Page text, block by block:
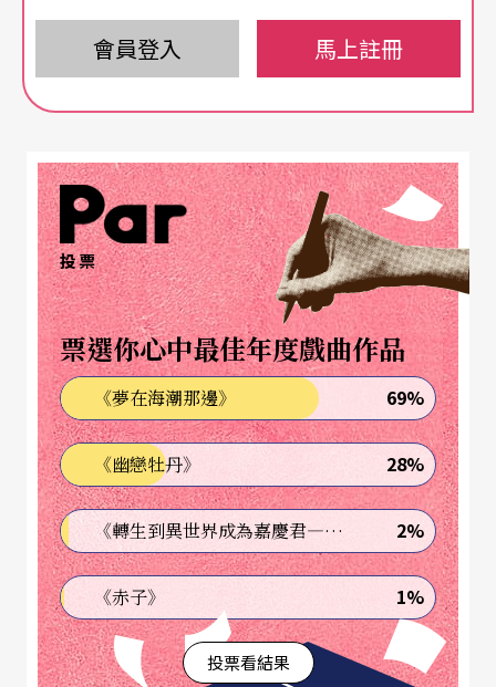
除了在聯管（今NSO）還有北藝大教課，晚上則是
去Brown Sugar餐廳演奏，我以前覺得這樣很酷，
就覺得這會是我想要的生活。
大概一直到廿歲，我才開始正式接觸爵士音樂，當
完兵之後就覺得應該要出國進修，當時的推薦信都
是John幫我寫的。因為不是科班出身，所以到紐約
學爵士樂有一種摧毀後重建的感覺，尤其我當時這
個學程的同學很少，一屆大概只有十幾個同學。我
很幸運地在當時被錄取，雖然也蠻辛苦，但是對我
們這一代學爵士的人來說，大家的心情應該都會是
一樣的。
徐崇育（下稱Vincent）：我從小就很喜歡音樂，高
中加入熱音社當主唱、彈吉他，大四之後開始接觸
爵士樂。有一次我在樂器行遇到當時常在Brown Su
gar演出的爵士吉他老師SY，就開始找他學習爵士
樂，他也推薦我聽一些爵士樂手的音樂，像是約
會員登入 馬上註冊
投票
票選你心中最佳年度戲曲作品
《夢在海潮那邊》 69%
《幽戀牡丹》 28%
《轉生到異世界成為嘉慶君—發現我的祖先是詐騙集團!?》 2%
《赤子》 1%
投票看結果